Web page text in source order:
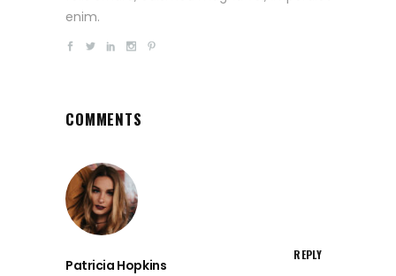
enim.
COMMENTS
REPLY
Patricia Hopkins